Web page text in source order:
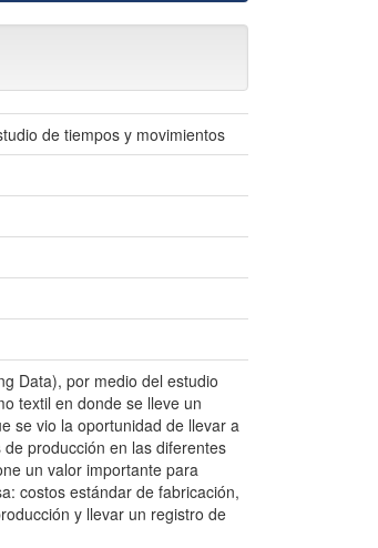
de tiempos y movimientos
Data), por medio del estudio
textil en donde se lleve un
se vio la oportunidad de llevar a
producción en las diferentes
un valor importante para
costos estándar de fabricación,
y llevar un registro de